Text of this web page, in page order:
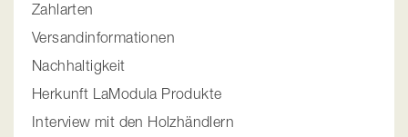
Zahlarten
Versandinformationen
Nachhaltigkeit
Herkunft LaModula Produkte
Interview mit den Holzhändlern